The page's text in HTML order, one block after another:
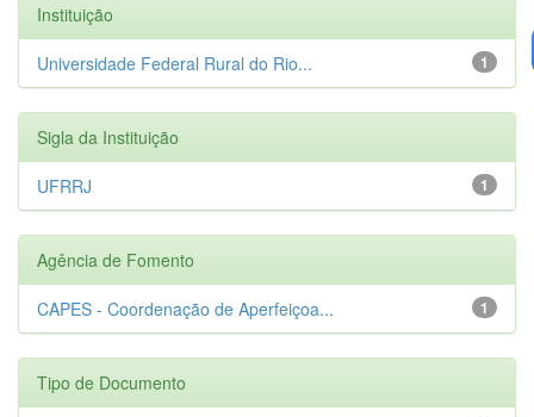
Instituição
1
Universidade Federal Rural do Rio...
Sigla da Instituição
1
UFRRJ
Agência de Fomento
1
CAPES - Coordenação de Aperfeiçoa...
Tipo de Documento